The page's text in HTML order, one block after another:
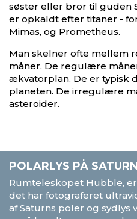
søster eller bror til guden
er opkaldt efter titaner -
Mimas, og Prometheus.
Man skelner ofte
måner. De regulære
ækvatorplan. De er typisk
planeten. De irregulære
asteroider.
POLARLYS PÅ SATURN
Rumteleskopet Hubble,
det har fotograferet
af Saturns poler og sydlys